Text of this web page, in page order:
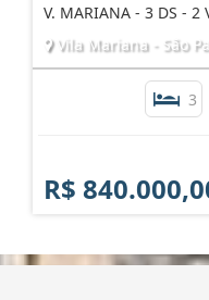
V. MARIANA - 3 DS - 2
Vila Mariana - São
3
R$